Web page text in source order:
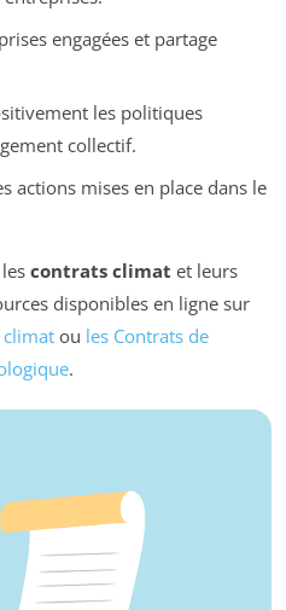
engagées et partage
les politiques
collectif.
actions mises en place dans le
contrats climat et leurs
disponibles en ligne sur
climat ou les Contrats de
.